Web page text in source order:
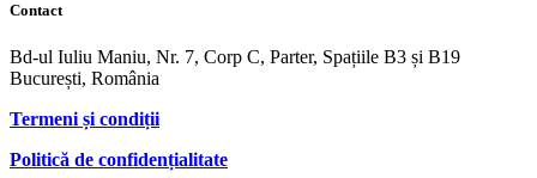
Contact
Bd-ul Iuliu Maniu, Nr. 7, Corp C, Parter, Spațiile B3 și B19
București, România
Termeni și condiții
Politică de confidențialitate